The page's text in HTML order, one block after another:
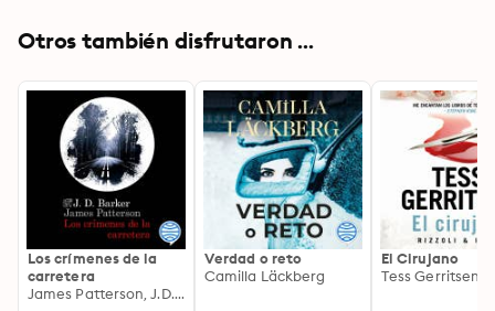
para conseguir atar cabos y anticiparse a este asesino
Otros también disfrutaron ...
Los crímenes de la
carretera
James Patterson, J.D. Barker
Verdad o reto
Camilla Läckberg
El Cirujano
Tess Gerritsen